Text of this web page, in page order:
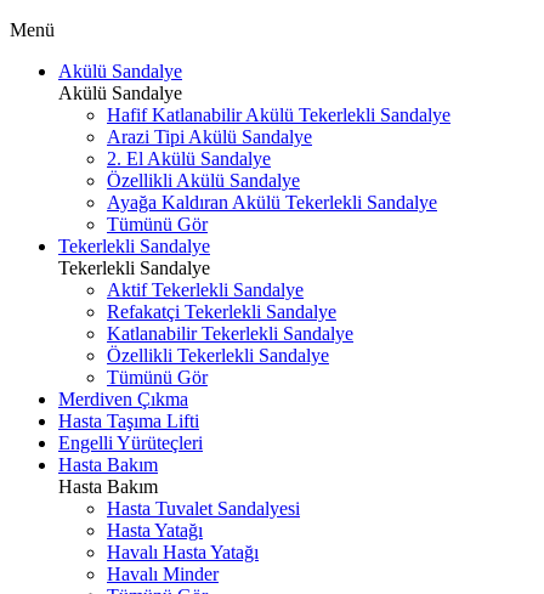
Menü
Akülü Sandalye
Akülü Sandalye
Hafif Katlanabilir Akülü Tekerlekli Sandalye
Arazi Tipi Akülü Sandalye
2. El Akülü Sandalye
Özellikli Akülü Sandalye
Ayağa Kaldıran Akülü Tekerlekli Sandalye
Tümünü Gör
Tekerlekli Sandalye
Tekerlekli Sandalye
Aktif Tekerlekli Sandalye
Refakatçi Tekerlekli Sandalye
Katlanabilir Tekerlekli Sandalye
Özellikli Tekerlekli Sandalye
Tümünü Gör
Merdiven Çıkma
Hasta Taşıma Lifti
Engelli Yürüteçleri
Hasta Bakım
Hasta Bakım
Hasta Tuvalet Sandalyesi
Hasta Yatağı
Havalı Hasta Yatağı
Havalı Minder